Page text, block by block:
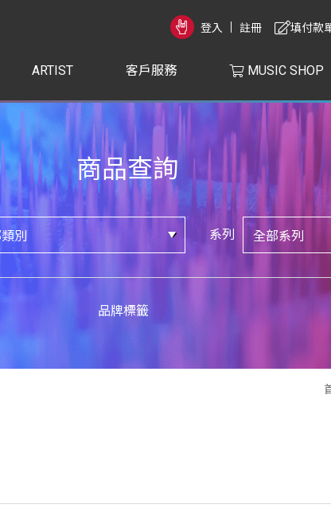
登入 註冊 填付款
ARTIST 客戶服務 MUSIC SHOP
商品查詢
系列
品牌標籤